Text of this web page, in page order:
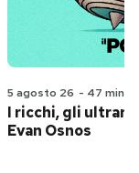
5 agosto 26 - 47 min
I ricchi, gli
Evan Osnos